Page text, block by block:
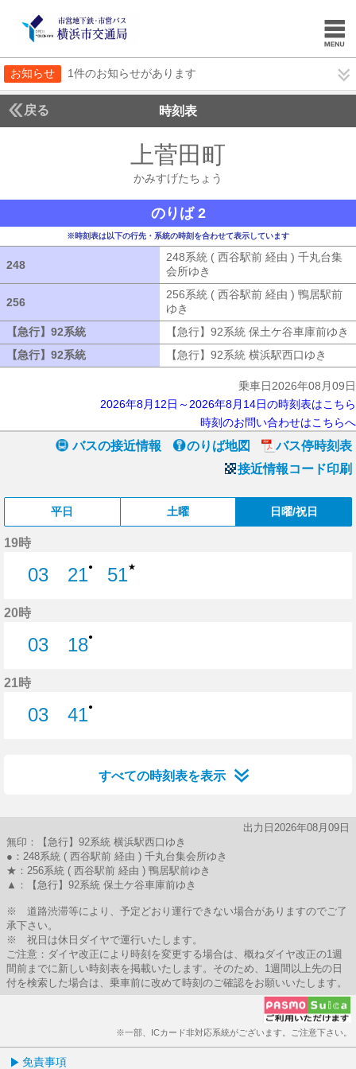
お知らせ 1件のお知らせがあります
戻る 時刻表
上菅田町
かみすげたちょう
のりば 2
※時刻表は以下の行先・系統の時刻を合わせて表示しています
248
248系統 ( 西谷駅前 経由 ) 千丸台集
会所ゆき
256
256系統 ( 西谷駅前 経由 ) 鴨居駅前
ゆき
【急行】92系統
【急行】92系統 保土ケ谷車庫前ゆき
【急行】92系統
【急行】92系統 横浜駅西口ゆき
乗車日2026年08月09日
2026年8月12日～2026年8月14日の時刻表はこちら
時刻のお問い合わせはこちらへ
バスの接近情報 のりば地図
バス停時刻表
接近情報コード印刷
平日 土曜 日曜/祝日
19時
03
21●
51★
20時
03
18●
21時
03
41●
すべての時刻表を表示
出力日2026年08月09日
無印：【急行】92系統 横浜駅西口ゆき
●：248系統 ( 西谷駅前 経由 ) 千丸台集会所ゆき
★：256系統 ( 西谷駅前 経由 ) 鴨居駅前ゆき
▲：【急行】92系統 保土ケ谷車庫前ゆき
※ 道路渋滞等により、予定どおり運行できない場合がありますのでご了
承下さい。
※ 祝日は休日ダイヤで運行いたします。
ご注意：ダイヤ改正により時刻を変更する場合は、概ねダイヤ改正の1週
間前までに新しい時刻表を掲載いたします。そのため、1週間以上先の日
付を検索した場合は、乗車前に改めて時刻のご確認をお願いいたします。
※一部、ICカード非対応系統がございます。ご注意下さい。
免責事項